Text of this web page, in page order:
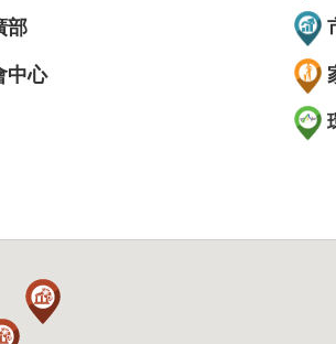
部
中心